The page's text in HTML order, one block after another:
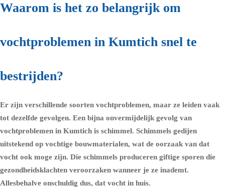
Waarom is het zo belangrijk om
vochtproblemen in Kumtich snel te
bestrijden?
Er zijn verschillende soorten vochtproblemen, maar ze leiden vaak
tot dezelfde gevolgen. Een bijna onvermijdelijk gevolg van
vochtproblemen in Kumtich is schimmel. Schimmels gedijen
uitstekend op vochtige bouwmaterialen, wat de oorzaak van dat
vocht ook moge zijn. Die schimmels produceren giftige sporen die
gezondheidsklachten veroorzaken wanneer je ze inademt.
Allesbehalve onschuldig dus, dat vocht in huis.